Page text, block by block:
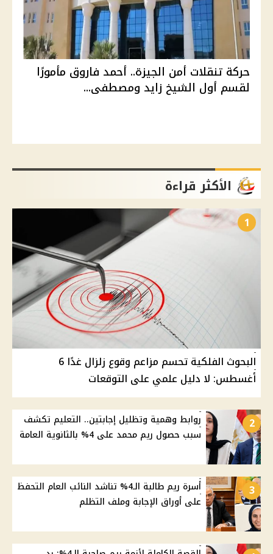
حركة تنقلات أمن الجيزة.. أحمد فاروق مأمورًا
لقسم أول الشيخ زايد ومصطفى...
الأكثر قراءة
1
البحوث الفلكية تحسم مزاعم وقوع زلزال غدًا 6
أغسطس: لا دليل علمي على التوقعات
2
روابط وهمية وتظليل إجابتين.. التعليم تكشف
سبب حصول ريم محمد على 4% بالثانوية العامة
3
أسرة ريم طالبة الـ4% تناشد النائب العام التحفظ
على أوراق الإجابة وملف التظلم